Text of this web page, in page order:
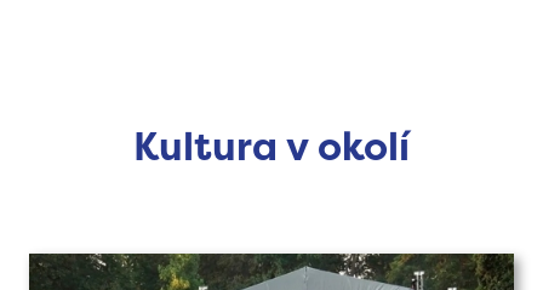
Kultura v okolí